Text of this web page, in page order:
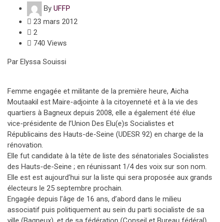
By UFFP
23 mars 2012
2
740 Views
Par Elyssa Souissi
Femme engagée et militante de la première heure, Aicha
Moutaakil est Maire-adjointe à la citoyenneté et à la vie des
quartiers à Bagneux depuis 2008, elle a également été élue
vice-présidente de l’Union Des Elu(e)s Socialistes et
Républicains des Hauts-de-Seine (UDESR 92) en charge de la
rénovation.
Elle fut candidate à la tête de liste des sénatoriales Socialistes
des Hauts-de-Seine ; en réunissant 1/4 des voix sur son nom.
Elle est est aujourd’hui sur la liste qui sera proposée aux grands
électeurs le 25 septembre prochain.
Engagée depuis l’âge de 16 ans, d’abord dans le milieu
associatif puis politiquement au sein du parti socialiste de sa